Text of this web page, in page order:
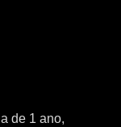
de 1 ano,